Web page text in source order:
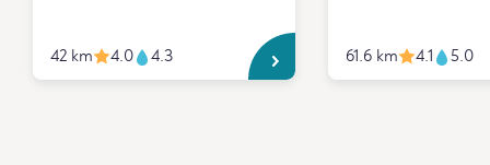
42 km 4.0 4.3 61.6 km 4.1 5.0